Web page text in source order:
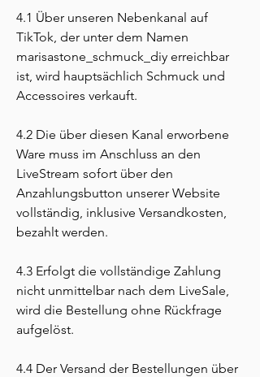
4.1 Über unseren Nebenkanal auf
TikTok, der unter dem Namen
marisastone_schmuck_diy erreichbar
ist, wird hauptsächlich Schmuck und
Accessoires verkauft.
4.2 Die über diesen Kanal erworbene
Ware muss im Anschluss an den
LiveStream sofort über den
Anzahlungsbutton unserer Website
vollständig, inklusive Versandkosten,
bezahlt werden.
4.3 Erfolgt die vollständige Zahlung
nicht unmittelbar nach dem LiveSale,
wird die Bestellung ohne Rückfrage
aufgelöst.
4.4 Der Versand der Bestellungen über